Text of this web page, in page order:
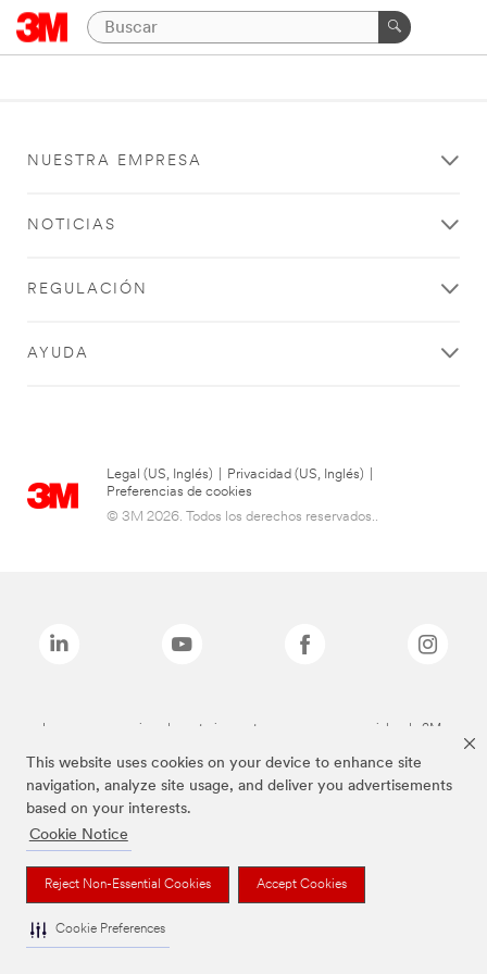
This website uses cookies on your device to enhance site
navigation, analyze site usage, and deliver you advertisements
based on your interests.
Cookie Notice
Reject Non-Essential Cookies Accept Cookies
Cookie Preferences
NUESTRA EMPRESA
NOTICIAS
REGULACIÓN
AYUDA
Legal (US, Inglés) Privacidad (US, Inglés)
Preferencias de cookies
© 3M 2026. Todos los derechos reservados..
Las marcas mencionadas anteriormente son marcas comerciales de 3M.